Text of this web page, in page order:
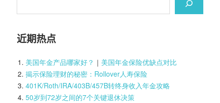
近期热点
美国年金产品哪家好？ ｜ 美国年金保险优缺点对比
揭示保险理财的秘密：Rollover人寿保险
401K/Roth/IRA/403B/457B转终身收入年金攻略
50岁到72岁之间的7个关键退休决策